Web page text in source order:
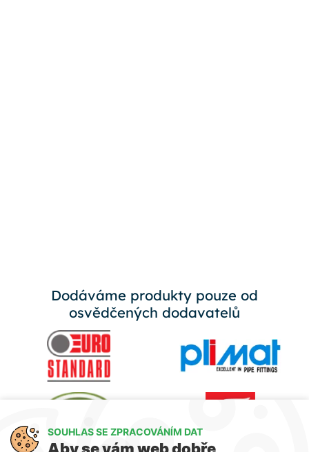
Dodáváme produkty pouze od
osvědčených dodavatelů
SOUHLAS SE ZPRACOVÁNÍM DAT
Aby se vám web dobře